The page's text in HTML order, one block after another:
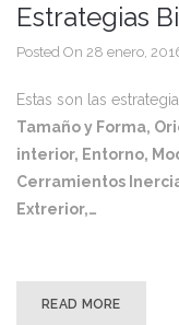
Estrategias
Posted On 28 enero,
Estas son las
Tamaño y Forma,
interior, Entorno,
Cerramientos
Extrerior,…
READ MORE